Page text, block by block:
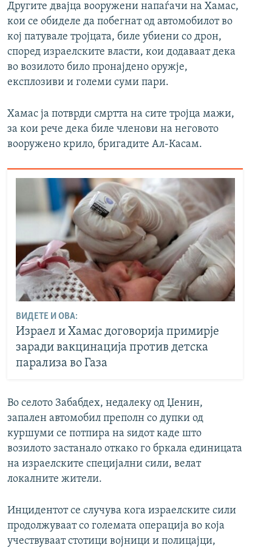
Другите двајца вооружени напаѓачи на Хамас,
кои се обиделе да побегнат од автомобилот во
кој патувале тројцата, биле убиени со дрон,
според израелските власти, кои додаваат дека
во возилото било пронајдено оружје,
експлозиви и големи суми пари.
Хамас ја потврди смртта на сите тројца мажи,
за кои рече дека биле членови на неговото
вооружено крило, бригадите Ал-Касам.
ВИДЕТЕ И ОВА:
Израел и Хамас договорија примирје
заради вакцинација против детска
парализа во Газа
Во селото Забабдех, недалеку од Џенин,
запален автомобил преполн со дупки од
куршуми се потпира на ѕидот каде што
возилото застанало откако го бркала единицата
на израелските специјални сили, велат
локалните жители.
Инцидентот се случува кога израелските сили
продолжуваат со големата операција во која
учествуваат стотици војници и полицајци,